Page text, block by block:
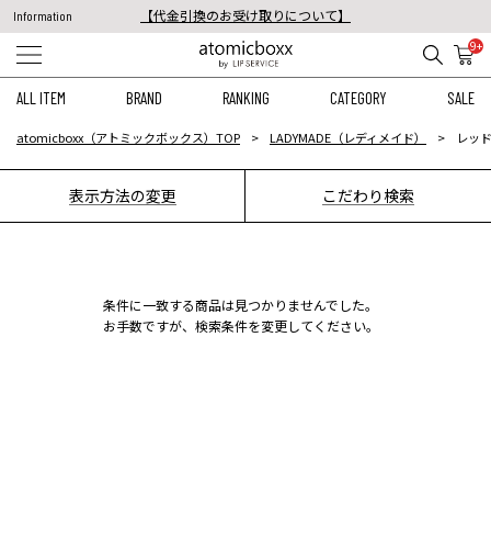
Information
【代金引換のお受け取りについて】
税込11,000円以上のご注文で送料無料！
9+
ALL ITEM BRAND RANKING CATEGORY SALE
atomicboxx（アトミックボックス）TOP LADYMADE（レディメイド） レッ
表示方法の変更 こだわり検索
条件に一致する商品は見つかりませんでした。
お手数ですが、検索条件を変更してください。